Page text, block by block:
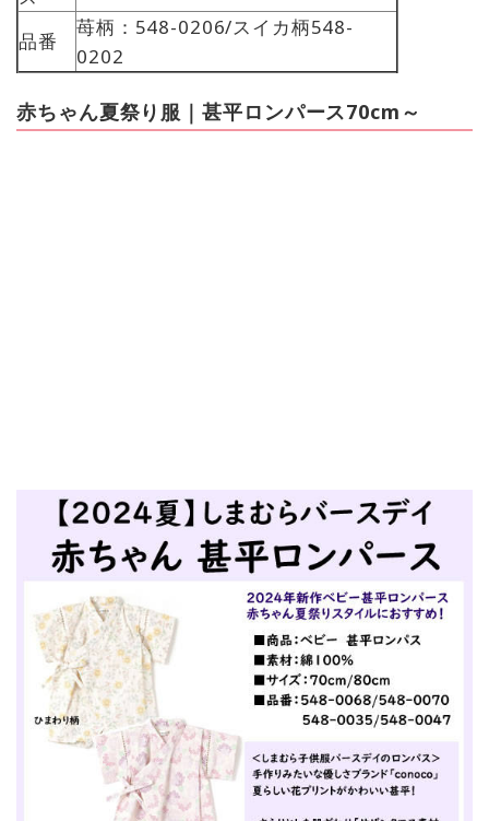
品番
苺柄：548-0206/スイカ柄548-
0202
赤ちゃん夏祭り服｜甚平ロンパース70cm～